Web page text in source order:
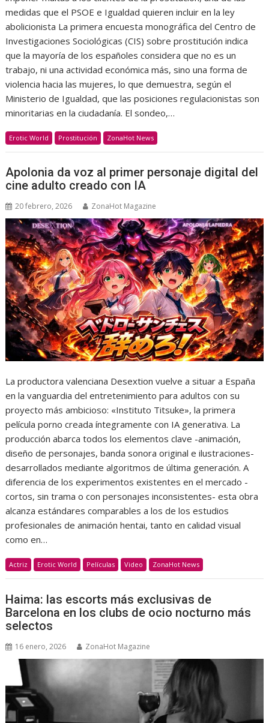
medidas que el PSOE e Igualdad quieren incluir en la ley
abolicionista La primera encuesta monográfica del Centro de
Investigaciones Sociológicas (CIS) sobre prostitución indica
que la mayoría de los españoles considera que no es un
trabajo, ni una actividad económica más, sino una forma de
violencia hacia las mujeres, lo que demuestra, según el
Ministerio de Igualdad, que las posiciones regulacionistas son
minoritarias en la ciudadanía. El sondeo,…
Erotic World Prostitución ZonaHot News
Apolonia da voz al primer personaje digital del
cine adulto creado con IA
20 febrero, 2026 ZonaHot Magazine
La productora valenciana Desextion vuelve a situar a España
en la vanguardia del entretenimiento para adultos con su
proyecto más ambicioso: «Instituto Titsuke», la primera
película porno creada íntegramente con IA generativa. La
producción abarca todos los elementos clave -animación,
diseño de personajes, banda sonora original e ilustraciones-
desarrollados mediante algoritmos de última generación. A
diferencia de los experimentos existentes en el mercado -
cortos, sin trama o con personajes inconsistentes- esta obra
alcanza estándares comparables a los de los estudios
profesionales de animación hentai, tanto en calidad visual
como en…
Actriz Erotic World Películas Video ZonaHot News
Haima: las escorts más exclusivas de
Barcelona en los clubs de ocio nocturno más
selectos
16 enero, 2026 ZonaHot Magazine